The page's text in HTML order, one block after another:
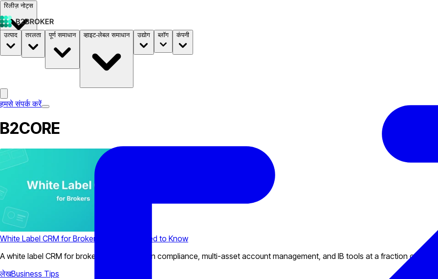
रिलीज़ नोट्स
दस्तावेज़ मूल्य निर्धारणB2STORE
उत्पाद तरलता पूर्ण समाधान व्हाइट-लेबल समाधान उद्योग ब्लॉग कंपनी
हमसे संपर्क करें
B2CORE
White Label CRM for Brokers: What You Need to Know
A white label CRM for brokers delivers built-in compliance, multi-asset account management, and IB tools at a fraction of the
लेखBusiness Tips